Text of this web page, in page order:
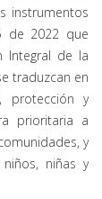
instrumentos
de 2022 que
Integral de la
traduzcan en
protección y
prioritaria a
y
niñas y